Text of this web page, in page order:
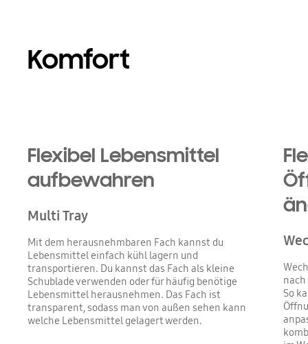
Komfort
Flexibel Lebensmittel
aufbewahren
Multi Tray
Mit dem herausnehmbaren Fach kannst du
Lebensmittel einfach kühl lagern und
transportieren. Du kannst das Fach als kleine
Schublade verwenden oder für häufig benötige
Lebensmittel herausnehmen. Das Fach ist
transparent, sodass man von außen sehen kann
welche Lebensmittel gelagert werden.
So